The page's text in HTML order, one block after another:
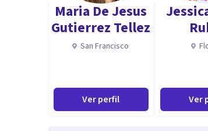
Maria De Jesus
Gutierrez Tellez
San Francisco
Ver perfil Ver